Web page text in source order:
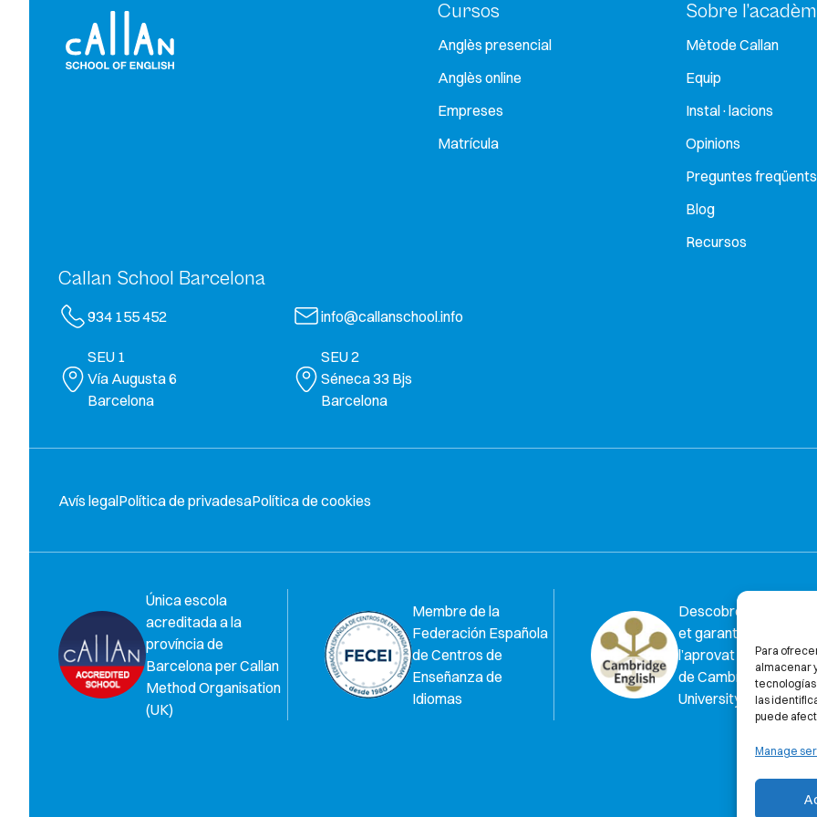
Para
almacenar
tecnologías
las
puede
Manage
Cursos
Anglès presencial
Anglès online
Empreses
Matrícula
Sobre
Mètode Callan
Equip
Instal·lacions
Opinions
Preguntes freqüents
Blog
Recursos
Callan School Barcelona
934 155 452 info@callanschool.info
SEU 1
Vía Augusta 6
Barcelona
SEU 2
Séneca 33 Bjs
Barcelona
Avís legalPolítica de privadesaPolítica de cookies
Única escola
acreditada a la
província de
Barcelona per Callan
Method Organisation
(UK)
Membre de la
Federación Española
de Centros de
Enseñanza de
Idiomas
Descobreix per què
et garantim al 100%
l’aprovat a l’examen
de Cambridge
University